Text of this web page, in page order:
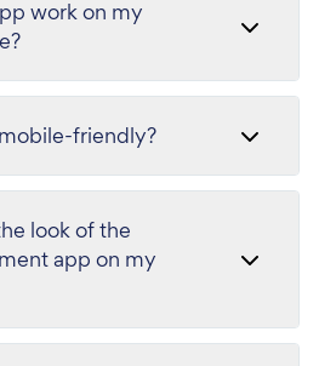
work on my
friendly?
look of the
app on my